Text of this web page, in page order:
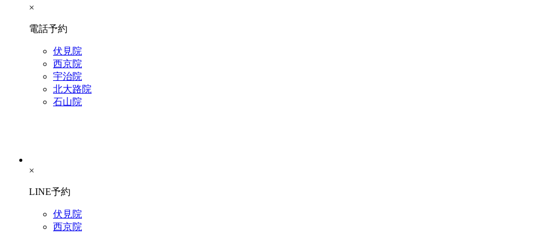
×
電話予約
伏見院
西京院
宇治院
北大路院
石山院
×
LINE予約
伏見院
西京院